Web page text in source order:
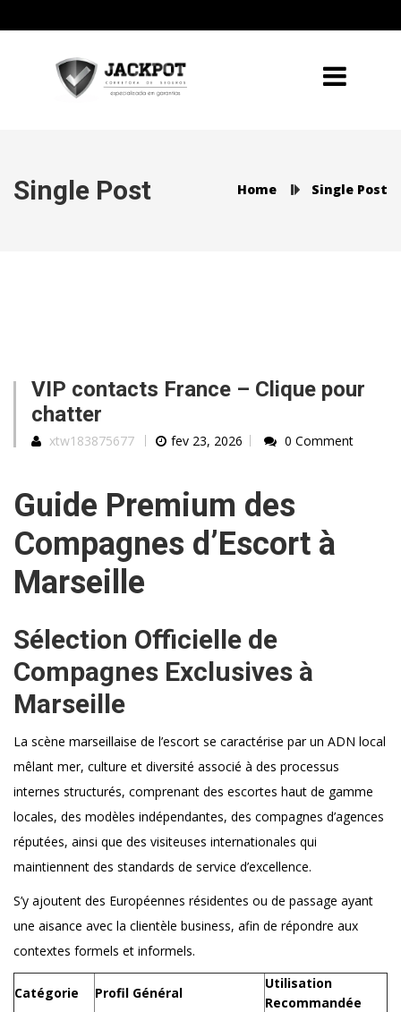
Single Post Home Single Post
VIP contacts France – Clique pour
chatter
xtw183875677 fev 23, 2026 0 Comment
Guide Premium des
Compagnes d’Escort à
Marseille
Sélection Officielle de
Compagnes Exclusives à
Marseille
La scène marseillaise de l’escort se caractérise par un ADN local
mêlant mer, culture et diversité associé à des processus
internes structurés, comprenant des escortes haut de gamme
locales, des modèles indépendantes, des compagnes d’agences
réputées, ainsi que des visiteuses internationales qui
maintiennent des standards de service d’excellence.
S’y ajoutent des Européennes résidentes ou de passage ayant
une aisance avec la clientèle business, afin de répondre aux
contextes formels et informels.
Catégorie Profil Général
Utilisation
Recommandée